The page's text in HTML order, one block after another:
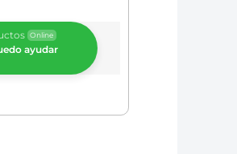
Online
ayudar